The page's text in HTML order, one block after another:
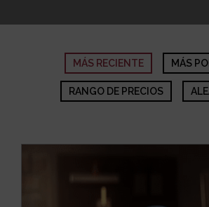
MÁS RECIENTE MÁS
RANGO DE PRECIOS